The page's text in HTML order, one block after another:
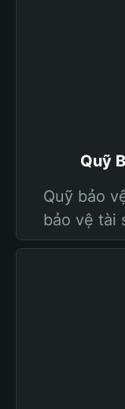
Quỹ
Quỹ bảo
bảo vệ tài